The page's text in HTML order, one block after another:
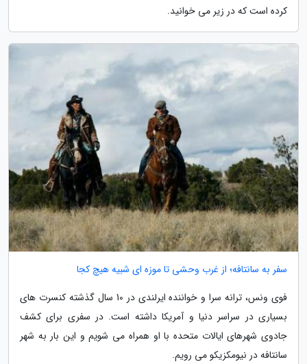
کرده است که در زیر می خوانید.
سفر به سانتافه؛ از غرب وحشی تا موزه ای شبیه هیچ کجا
فوی ونس، ترانه سرا و خواننده ایرلندی در 10 سال گذشته کنسرت های
بسیاری در سراسر دنیا و آمریکا داشته است. در سفری برای کشف
جادوی شهرهای ایالات متحده با او همراه می شویم و این بار به شهر
سانتافه در نیومکزیکو می رویم.